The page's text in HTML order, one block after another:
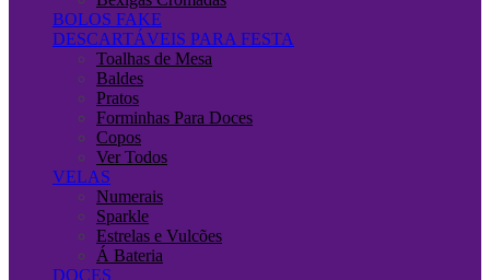
BOLOS FAKE
DESCARTÁVEIS PARA FESTA
Toalhas de Mesa
Baldes
Pratos
Forminhas Para Doces
Copos
Ver Todos
VELAS
Numerais
Sparkle
Estrelas e Vulcões
Á Bateria
DOCES